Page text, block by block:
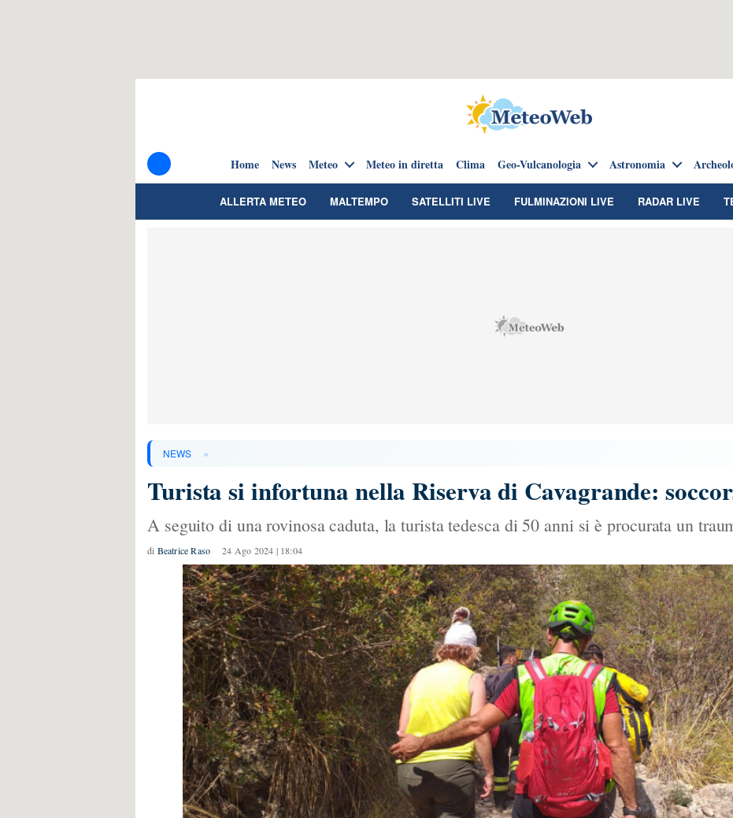
Home News Meteo Meteo in diretta Clima Geo-Vulcanologia Astronomia
ALLERTA METEO MALTEMPO SATELLITI LIVE FULMINAZIONI LIVE RADAR LIVE
NEWS »
Turista si infortuna nella Riserva di Cavagrande:
A seguito di una rovinosa caduta, la turista tedesca di 50 anni si è procurata un
di Beatrice Raso 24 Ago 2024 | 18:04